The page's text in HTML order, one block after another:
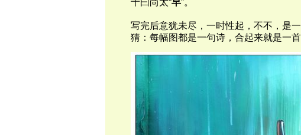
十曰尚太“早”。
写完后意犹未尽，一时性起，不不，是
猜：每幅图都是一句诗，合起来就是一